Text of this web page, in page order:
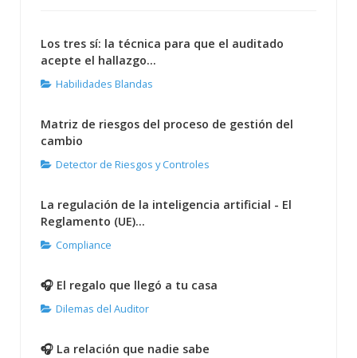
Los tres sí: la técnica para que el auditado
acepte el hallazgo...
Habilidades Blandas
Matriz de riesgos del proceso de gestión del
cambio
Detector de Riesgos y Controles
La regulación de la inteligencia artificial - El
Reglamento (UE)...
Compliance
🎧 El regalo que llegó a tu casa
Dilemas del Auditor
🎧 La relación que nadie sabe